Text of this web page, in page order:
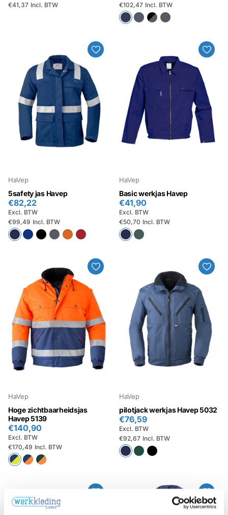
€41,37 Incl. BTW €102,47 Incl. BTW
HaVep
5safety jas Havep
€99,49 Incl. BTW
€82,22
Excl. BTW
HaVep
Basic werkjas Havep
€50,70 Incl. BTW
€41,90
Excl. BTW
HaVep
Hoge zichtbaarheidsjas
Havep 5139
€170,49 Incl. BTW
€140,90
Excl. BTW
HaVep
pilotjack werkjas Havep 5032
€92,67 Incl. BTW
€76,59
Excl. BTW